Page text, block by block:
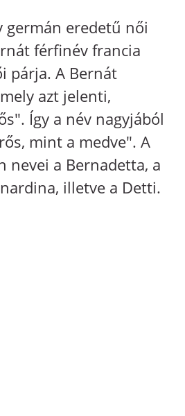
germán eredetű női
férfinév francia
párja. A Bernát
azt jelenti,
Így a név nagyjából
mint a medve". A
nevei a Bernadetta, a
illetve a Detti.